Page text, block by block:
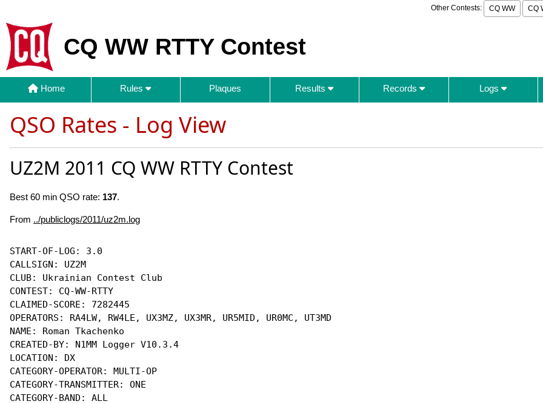
Other Contests: CQ WW CQ
CQ WW RTTY Contest
Home Rules Plaques Results Records Logs
QSO Rates - Log View
UZ2M 2011 CQ WW RTTY Contest
Best 60 min QSO rate: 137.
From ../publiclogs/2011/uz2m.log
START-OF-LOG: 3.0
CALLSIGN: UZ2M
CLUB: Ukrainian Contest Club
CONTEST: CQ-WW-RTTY
CLAIMED-SCORE: 7282445
OPERATORS: RA4LW, RW4LE, UX3MZ, UX3MR, UR5MID, UR0MC, UT3MD
NAME: Roman Tkachenko
CREATED-BY: N1MM Logger V10.3.4
LOCATION: DX
CATEGORY-OPERATOR: MULTI-OP
CATEGORY-TRANSMITTER: ONE
CATEGORY-BAND: ALL